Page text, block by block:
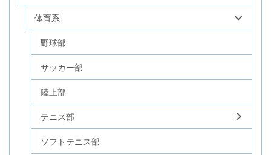
体育系
野球部
サッカー部
陸上部
テニス部
ソフトテニス部